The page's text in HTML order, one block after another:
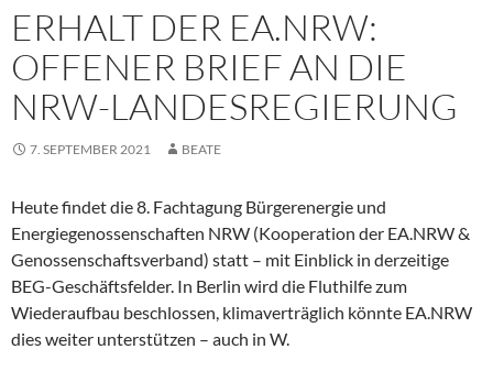
ERHALT DER EA.NRW:
OFFENER BRIEF AN DIE
NRW-LANDESREGIERUNG
7. SEPTEMBER 2021 BEATE
Heute findet die 8. Fachtagung Bürgerenergie und
Energiegenossenschaften NRW (Kooperation der EA.NRW &
Genossenschaftsverband) statt – mit Einblick in derzeitige
BEG-Geschäftsfelder. In Berlin wird die Fluthilfe zum
Wiederaufbau beschlossen, klimaverträglich könnte EA.NRW
dies weiter unterstützen – auch in W.